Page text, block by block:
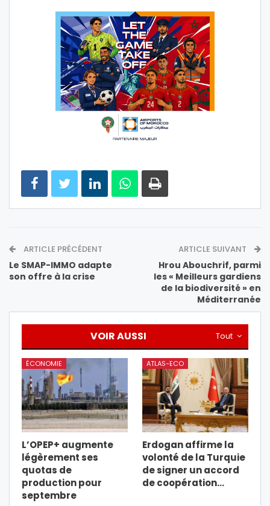
ARTICLE PRÉCÉDENT
Le SMAP-IMMO adapte
son offre à la crise
ARTICLE SUIVANT
Hrou Abouchrif, parmi
les « Meilleurs gardiens
de la biodiversité » en
Méditerranée
Tout
VOIR AUSSI
ÉCONOMIE
L’OPEP+ augmente
légèrement ses
quotas de
production pour
septembre
ATLAS-ECO
Erdogan affirme la
volonté de la Turquie
de signer un accord
de coopération…